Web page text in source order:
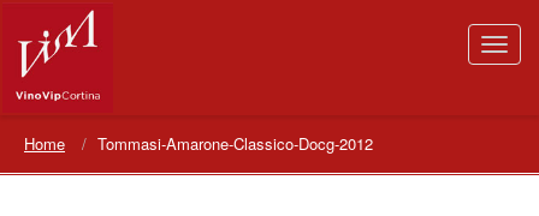
Home Tommasi-Amarone-Classico-Docg-2012